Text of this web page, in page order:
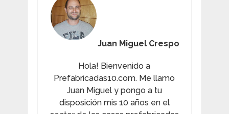
Juan Miguel Crespo
Hola! Bienvenido a
Prefabricadas10.com. Me llamo
Juan Miguel y pongo a tu
disposición mis 10 años en el